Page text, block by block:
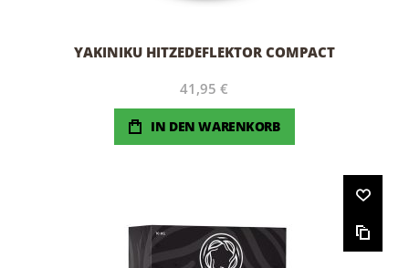
YAKINIKU HITZEDEFLEKTOR COMPACT
41,95 €
IN DEN WARENKORB